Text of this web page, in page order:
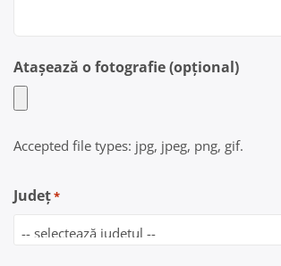
Atașează o fotografie (opțional)
Accepted file types: jpg, jpeg, png, gif.
Județ*